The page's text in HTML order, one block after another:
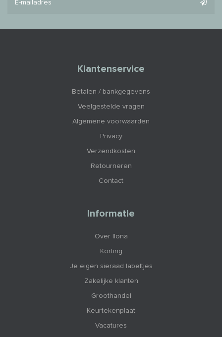
Klantenservice
Betalen / bankgegevens
Veelgestelde vragen
Algemene voorwaarden
Privacy
Verzendkosten
Retourneren
Contact
Informatie
Over Ilona
Korting
Je eigen sieraad labeltjes
Zakelijke klanten
Groothandel
Keurtekenplaat
Vacatures